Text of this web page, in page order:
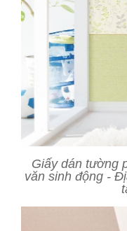
Giấy dán tường
văn sinh động -